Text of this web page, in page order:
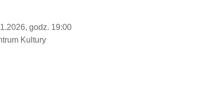
godz. 19:00
Kultury